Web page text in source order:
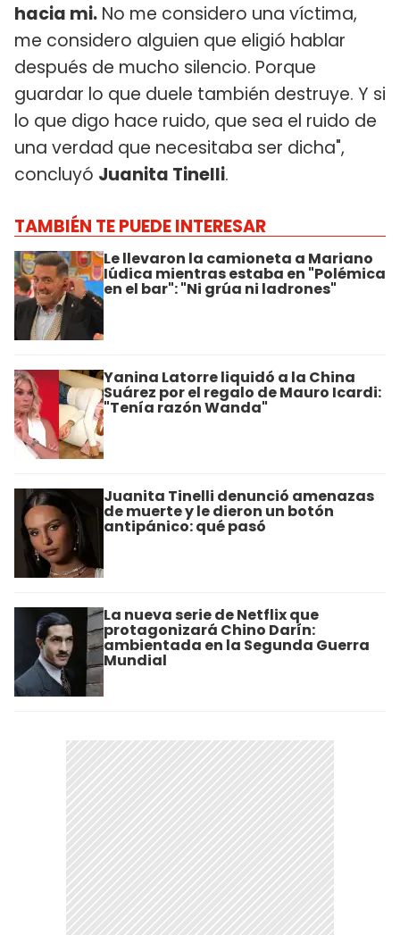
hacia mi. No me considero una víctima,
me considero alguien que eligió hablar
después de mucho silencio. Porque
guardar lo que duele también destruye. Y si
lo que digo hace ruido, que sea el ruido de
una verdad que necesitaba ser dicha",
concluyó Juanita Tinelli.
TAMBIÉN TE PUEDE INTERESAR
Le llevaron la camioneta a Mariano
Iúdica mientras estaba en "Polémica
en el bar": "Ni grúa ni ladrones"
Yanina Latorre liquidó a la China
Suárez por el regalo de Mauro Icardi:
"Tenía razón Wanda"
Juanita Tinelli denunció amenazas
de muerte y le dieron un botón
antipánico: qué pasó
La nueva serie de Netflix que
protagonizará Chino Darín:
ambientada en la Segunda Guerra
Mundial